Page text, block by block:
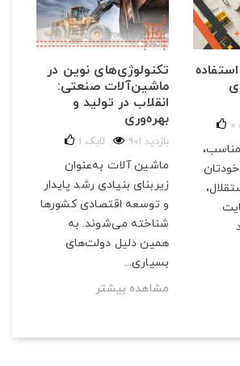
تکنولوژی‌های نوین در
ماشین‌آلات صنعتی:
انقلاب در تولید و
بهره‌وری
901 بازدید 1 لایک
ماشین آلات به‌عنوان
زیربنای بنیادی رشد پایدار
و توسعه اقتصادی کشورها
شناخته می‌شوند. به
همین دلیل دولت‌های
بسیاری...
مشاهده بیشتر
0
مناسب،